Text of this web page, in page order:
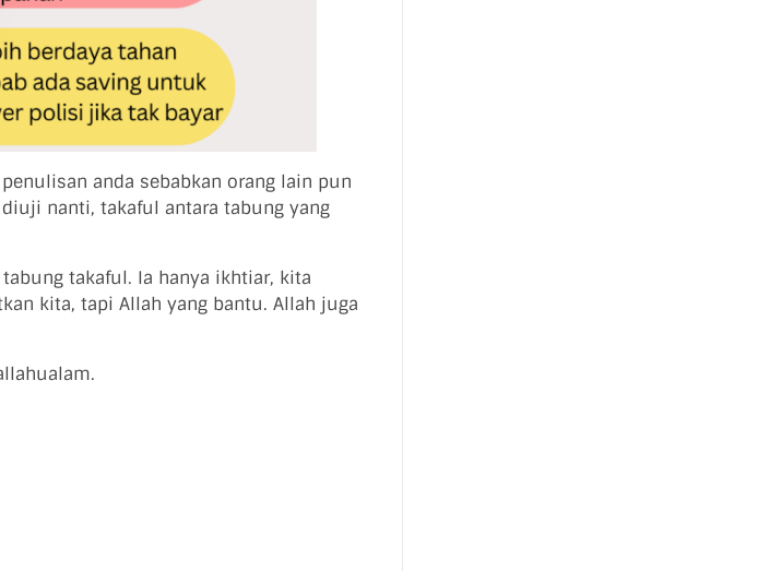
anda sebabkan orang lain pun
nanti, takaful antara tabung yang
takaful. Ia hanya ikhtiar, kita
kita, tapi Allah yang bantu. Allah juga